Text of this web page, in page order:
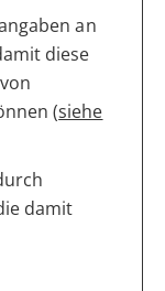
an
diese
(siehe
damit